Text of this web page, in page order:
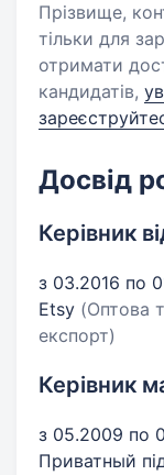
Прізвище,
тільки для
отримати
кандидатів,
Досвід
Керівник
з 03.2016 по
Etsy (Оптова
експорт)
Керівник
з 05.2009 по
Приватный